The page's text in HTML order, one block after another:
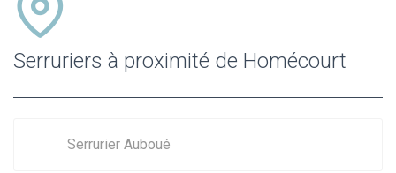
Serruriers à proximité de Homécourt
Serrurier Auboué